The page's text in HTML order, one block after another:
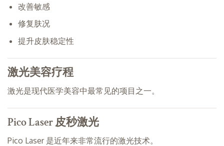
改善敏感
修复肤况
提升皮肤稳定性
激光美容疗程
激光是现代医学美容中最常见的项目之一。
Pico Laser 皮秒激光
Pico Laser 是近年来非常流行的激光技术。